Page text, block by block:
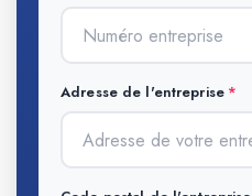
Adresse de l'entreprise